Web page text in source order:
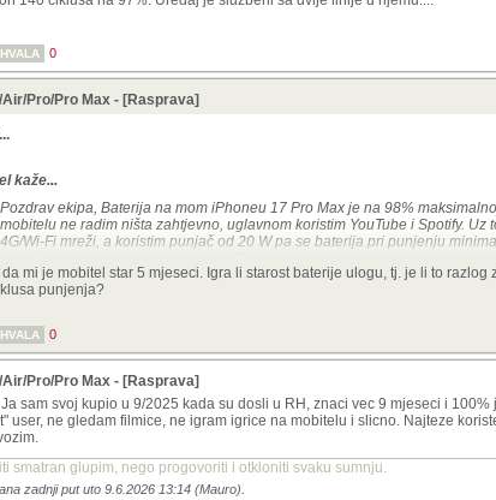
HVALA 0
Air/Pro/Pro Max - [Rasprava]
kaže...
Pozdrav ekipa, Baterija na mom iPhoneu 17 Pro Max je na 98%
mobitelu ne radim ništa zahtjevno, uglavnom koristim YouTube i Spotify.
4G/Wi-Fi mreži, a koristim punjač od 20 W pa se baterija pri punjenju
sam Appleovu podršku, lik je odradio dijagnostiku i kaže da je sve u redu
mi je mobitel star 5 mjeseci. Igra li starost baterije ulogu, tj. je li to
punjenja?
HVALA 0
Air/Pro/Pro Max - [Rasprava]
sam svoj kupio u 9/2025 kada su dosli u RH, znaci vec 9 mjeseci i 100%
user, ne gledam filmice, ne igram igrice na mobitelu i slicno. Najteze
smatran glupim, nego progovoriti i otkloniti svaku sumnju.
zadnji put uto 9.6.2026 13:14 (Mauro).